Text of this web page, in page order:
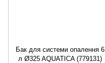
Бак для системи опалення 6
л Ø325 AQUATICA (779131)